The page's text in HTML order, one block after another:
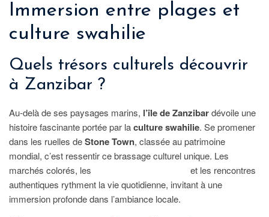
Immersion entre plages et
culture swahilie
Quels trésors culturels découvrir
à Zanzibar ?
Au-delà de ses paysages marins, l’île de Zanzibardévoile une
histoire fascinante portée par laculture swahilie. Se promener
dans les ruelles deStone Town, classée au patrimoine
mondial, c’est ressentir ce brassage culturel unique. Les
marchés colorés, les
et les rencontres
authentiques rythment la vie quotidienne, invitant à une
immersion profonde dans l’ambiance locale.